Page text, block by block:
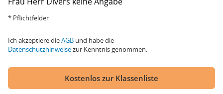
* Pflichtfelder
Ich akzeptiere dieAGB und habe die
Datenschutzhinweisezur Kenntnis genommen.
Kostenlos zur Klassenliste